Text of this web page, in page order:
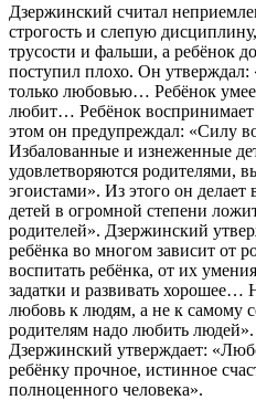
Дзержинский считал
строгость и слепую
трусости и фальши, а ребёнок
поступил плохо. Он утверждал:
только любовью… Ребёнок
любит… Ребёнок воспринимает
этом он предупреждал: «Силу
Избалованные и изнеженные
удовлетворяются родителями,
эгоистами». Из этого он
детей в огромной степени
родителей». Дзержинский
ребёнка во многом зависит от
воспитать ребёнка, от их
задатки и развивать хорошее…
любовь к людям, а не к самому
родителям надо любить
Дзержинский утверждает:
ребёнку прочное, истинное
полноценного человека».